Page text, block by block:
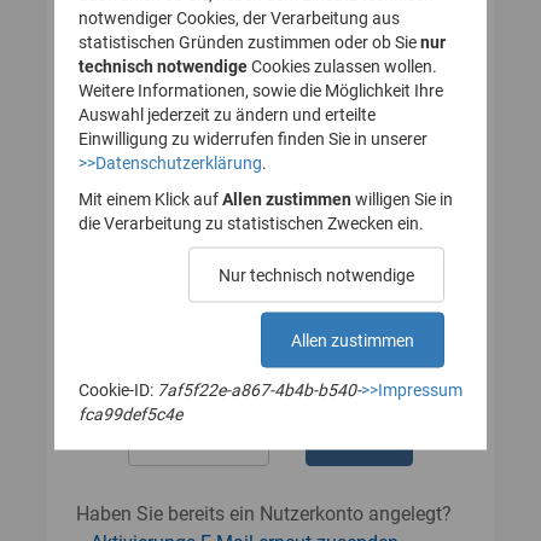
Passwort
Das Passwort muss mindestens 8
Zeichen enthalten.
Leerzeichen werden nicht akzeptiert.
Haben Sie bereits ein Nutzerkonto angelegt?
notwendiger Cookies, der Verarbeitung aus
statistischen Gründen zustimmen oder ob Sienur
technisch notwendigeCookies zulassen wollen.
Weitere Informationen, sowie die Möglichkeit Ihre
Auswahl jederzeit zu ändern und erteilte
Einwilligung zu widerrufen finden Sie in unserer
>>Datenschutzerklärung
Mit einem Klick auf Allen zustimmen willigen Sie in
die Verarbeitung zu statistischen Zwecken ein.
Nur technisch notwendige
Allen zustimmen
Cookie-ID: 7af5f22e-a867-4b4b-b540-
fca99def5c4e
>>Impressum